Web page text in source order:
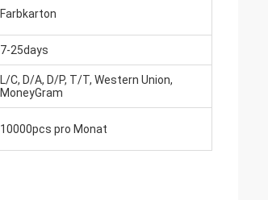
Farbkarton
7-25days
L/C, D/A, D/P, T/T, Western Union,
MoneyGram
10000pcs pro Monat